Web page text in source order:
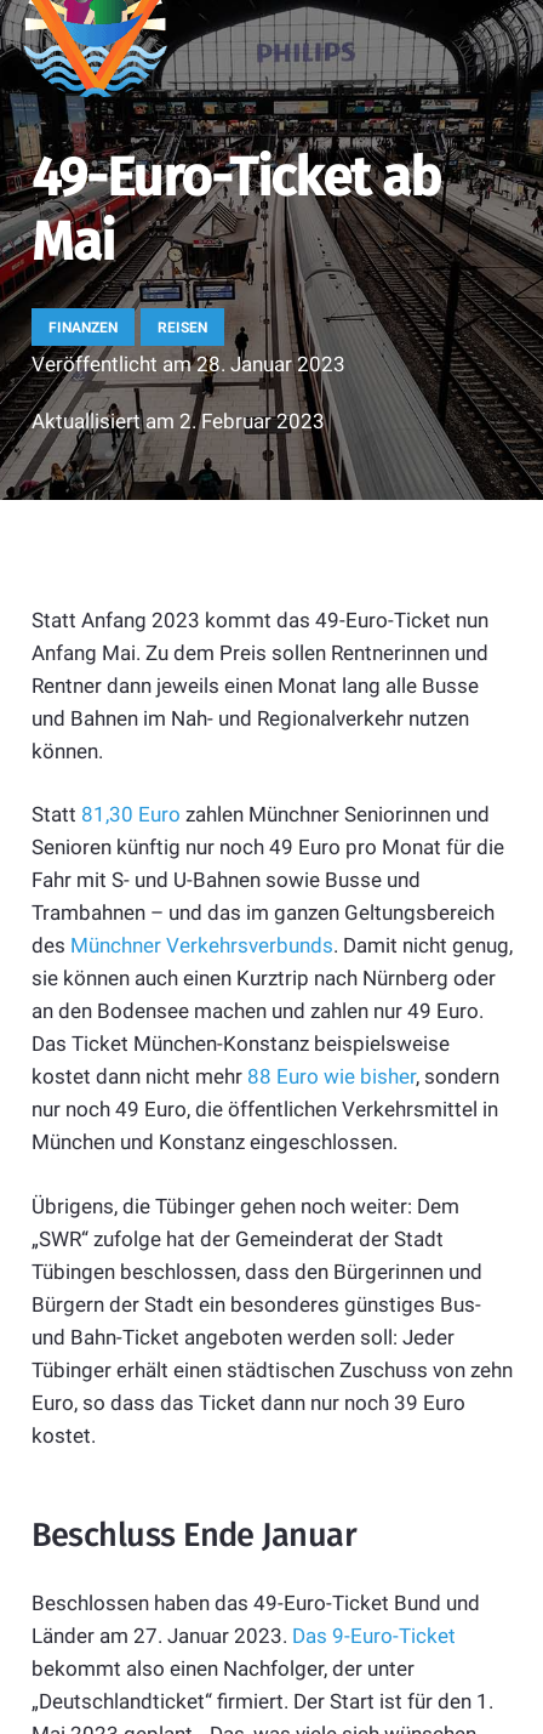
49-Euro-Ticket ab
Mai
FINANZEN REISEN
Veröffentlicht am28. Januar 2023
Aktuallisiert am 2. Februar 2023
Statt Anfang 2023 kommt das 49-Euro-Ticket nun
Anfang Mai. Zu dem Preis sollen Rentnerinnen und
Rentner dann jeweils einen Monat lang alle Busse
und Bahnen im Nah- und Regionalverkehr nutzen
können.
Statt 81,30 Euro zahlen Münchner Seniorinnen und
Senioren künftig nur noch 49 Euro pro Monat für die
Fahr mit S- und U-Bahnen sowie Busse und
Trambahnen – und das im ganzen Geltungsbereich
des Münchner Verkehrsverbunds. Damit nicht genug,
sie können auch einen Kurztrip nach Nürnberg oder
an den Bodensee machen und zahlen nur 49 Euro.
Das Ticket München-Konstanz beispielsweise
kostet dann nicht mehr 88 Euro wie bisher, sondern
nur noch 49 Euro, die öffentlichen Verkehrsmittel in
München und Konstanz eingeschlossen.
Übrigens, die Tübinger gehen noch weiter: Dem
„SWR“ zufolge hat der Gemeinderat der Stadt
Tübingen beschlossen, dass den Bürgerinnen und
Bürgern der Stadt ein besonderes günstiges Bus-
und Bahn-Ticket angeboten werden soll: Jeder
Tübinger erhält einen städtischen Zuschuss von zehn
Euro, so dass das Ticket dann nur noch 39 Euro
kostet.
Beschluss Ende Januar
Beschlossen haben das 49-Euro-Ticket Bund und
Länder am 27. Januar 2023. Das 9-Euro-Ticket
bekommt also einen Nachfolger, der unter
„Deutschlandticket“ firmiert. Der Start ist für den 1.